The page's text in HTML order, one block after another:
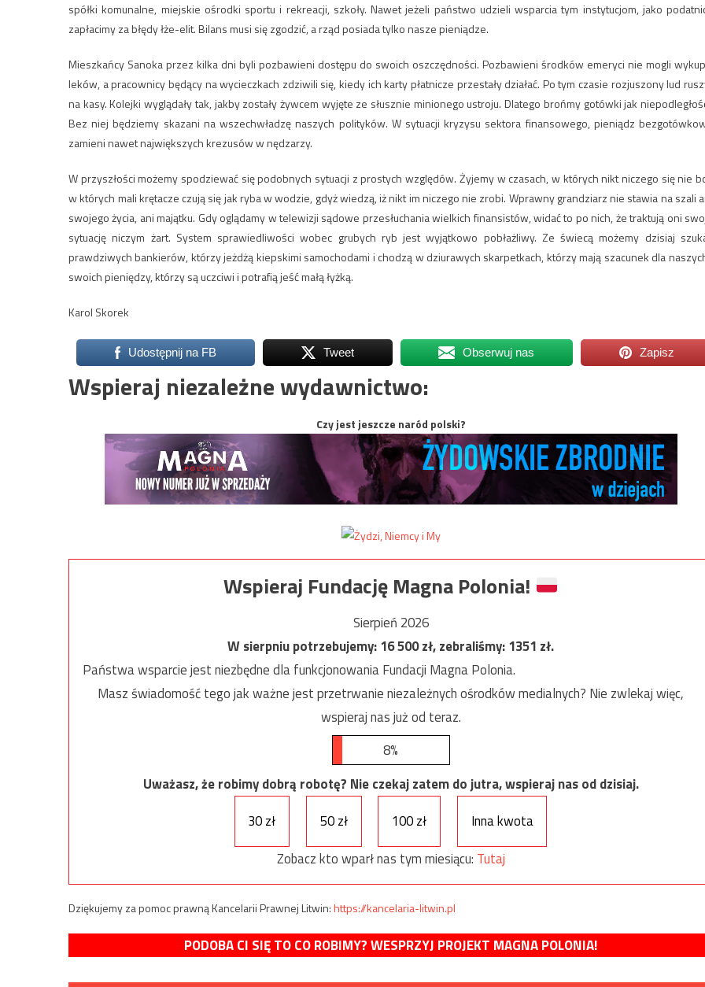
spółki komunalne, miejskie ośrodki sportu i rekreacji, szkoły. Nawet jeżeli państwo udzieli wsparcia tym instytucjom, jako
zapłacimy za błędy łże-elit. Bilans musi się zgodzić, a rząd posiada tylko nasze pieniądze.
Mieszkańcy Sanoka przez kilka dni byli pozbawieni dostępu do swoich oszczędności. Pozbawieni środków emeryci nie mogli
leków, a pracownicy będący na wycieczkach zdziwili się, kiedy ich karty płatnicze przestały działać. Po tym czasie rozjuszony lud
na kasy. Kolejki wyglądały tak, jakby zostały żywcem wyjęte ze słusznie minionego ustroju. Dlatego brońmy gotówki jak
Bez niej będziemy skazani na wszechwładzę naszych polityków. W sytuacji kryzysu sektora finansowego, pieniądz
zamieni nawet największych krezusów w nędzarzy.
W przyszłości możemy spodziewać się podobnych sytuacji z prostych względów. Żyjemy w czasach, w których nikt niczego się nie
w których mali krętacze czują się jak ryba w wodzie, gdyż wiedzą, iż nikt im niczego nie zrobi. Wprawny grandziarz nie stawia na szali
swojego życia, ani majątku. Gdy oglądamy w telewizji sądowe przesłuchania wielkich finansistów, widać to po nich, że traktują oni
sytuację niczym żart. System sprawiedliwości wobec grubych ryb jest wyjątkowo pobłażliwy. Ze świecą możemy dzisiaj
prawdziwych bankierów, którzy jeżdżą kiepskimi samochodami i chodzą w dziurawych skarpetkach, którzy mają szacunek dla
swoich pieniędzy, którzy są uczciwi i potrafią jeść małą łyżką.
Karol Skorek
Udostępnij na FB Tweet Obserwuj nas Zapisz
Wspieraj niezależne wydawnictwo:
Czy jest jeszcze naród polski?
Wspieraj Fundację Magna Polonia!
Sierpień 2026
W sierpniu potrzebujemy:16 500zł, zebraliśmy:1351 zł.
Państwa wsparcie jest niezbędne dla funkcjonowania Fundacji Magna Polonia.
Masz świadomość tego jak ważne jest przetrwanie niezależnych ośrodków medialnych? Nie zwlekaj więc,
wspieraj nas już od teraz.
8%
Uważasz, że robimy dobrą robotę? Nie czekaj zatem do jutra, wspieraj nas od dzisiaj.
30 zł
50 zł 100 zł
Inna kwota
Zobacz kto wparł nas tym miesiącu: Tutaj
Dziękujemy za pomoc prawną Kancelarii Prawnej Litwin:https://kancelaria-litwin.pl
PODOBA CI SIĘ TO CO ROBIMY? WESPRZYJ PROJEKT MAGNA POLONIA!